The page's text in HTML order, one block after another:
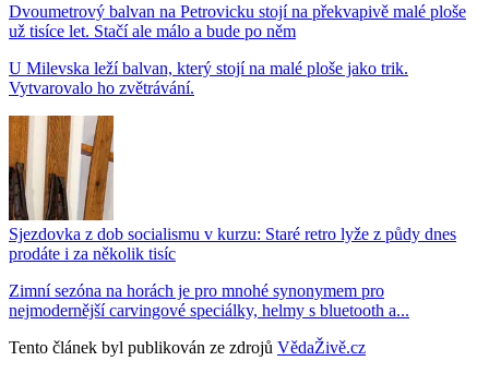
Dvoumetrový balvan na Petrovicku stojí na překvapivě malé ploše
už tisíce let. Stačí ale málo a bude po něm
U Milevska leží balvan, který stojí na malé ploše jako trik.
Vytvarovalo ho zvětrávání.
Sjezdovka z dob socialismu v kurzu: Staré retro lyže z půdy dnes
prodáte i za několik tisíc
Zimní sezóna na horách je pro mnohé synonymem pro
nejmodernější carvingové speciálky, helmy s bluetooth a...
Tento článek byl publikován ze zdrojů VědaŽivě.cz